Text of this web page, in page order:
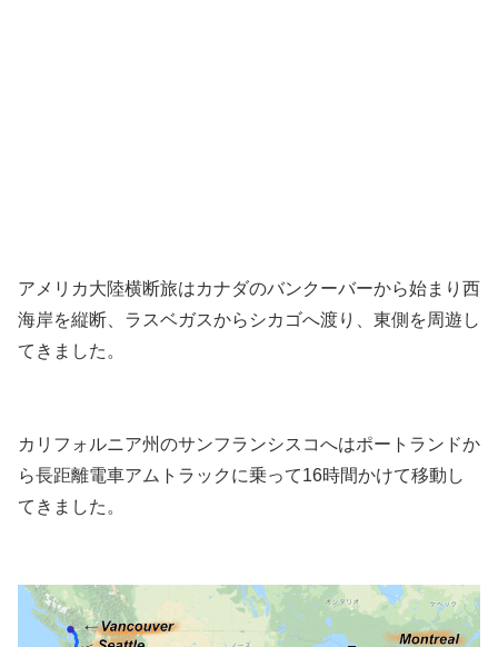
アメリカ大陸横断旅はカナダのバンクーバーから始まり西
海岸を縦断、ラスベガスからシカゴへ渡り、東側を周遊し
てきました。
カリフォルニア州のサンフランシスコへはポートランドか
ら長距離電車アムトラックに乗って16時間かけて移動し
てきました。